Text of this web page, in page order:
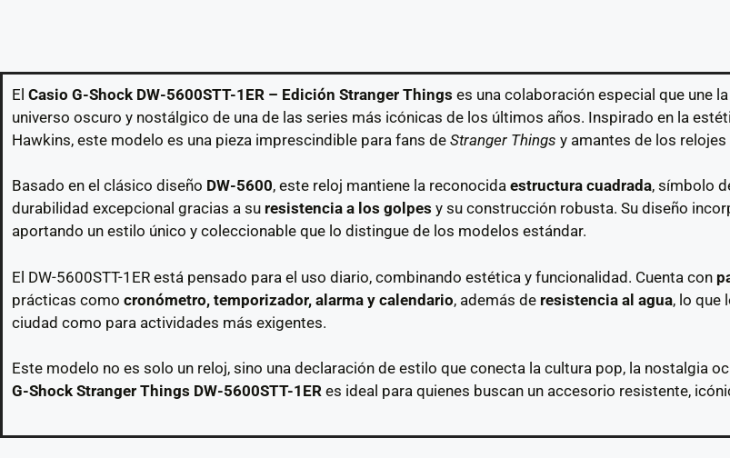
El Casio G-Shock DW-5600STT-1ER – Edición Stranger Things es una colaboración especial que une
universo oscuro y nostálgico de una de las series más icónicas de los últimos años. Inspirado en la
Hawkins, este modelo es una pieza imprescindible para fans de Stranger Things y amantes de los
Basado en el clásico diseño DW-5600, este reloj mantiene la reconocida estructura cuadrada, símbolo
durabilidad excepcional gracias a su resistencia a los golpes y su construcción robusta. Su diseño
aportando un estilo único y coleccionable que lo distingue de los modelos estándar.
El DW-5600STT-1ER está pensado para el uso diario, combinando estética y funcionalidad. Cuenta con
prácticas como cronómetro, temporizador, alarma y calendario, además de resistencia al agua, lo que
ciudad como para actividades más exigentes.
Este modelo no es solo un reloj, sino una declaración de estilo que conecta la cultura pop, la nostalgia
G-Shock Stranger Things DW-5600STT-1ER es ideal para quienes buscan un accesorio resistente,